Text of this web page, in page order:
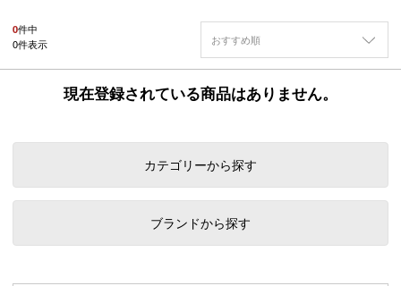
0件中
0件表示 おすすめ順
現在登録されている商品はありません。
カテゴリーから探す
ブランドから探す